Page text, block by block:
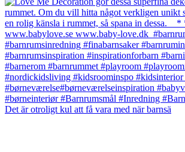
Det är otroligt kul att få vara med när barnsä